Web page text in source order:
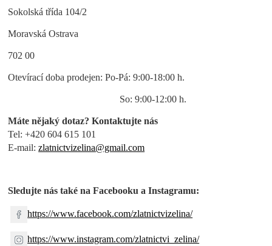
Sokolská třída 104/2
Moravská Ostrava
702 00
Otevírací doba prodejen: Po-Pá: 9:00-18:00 h.
So: 9:00-12:00 h.
Máte nějaký dotaz? Kontaktujte nás
Tel: +420 604 615 101
E-mail:zlatnictvizelina@gmail.com
Sledujte nás také na Facebooku a Instagramu:
https://www.facebook.com/zlatnictvizelina/
https://www.instagram.com/zlatnictvi_zelina/